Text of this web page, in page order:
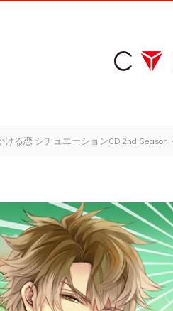
る恋 シチュエーションCD 2nd Season